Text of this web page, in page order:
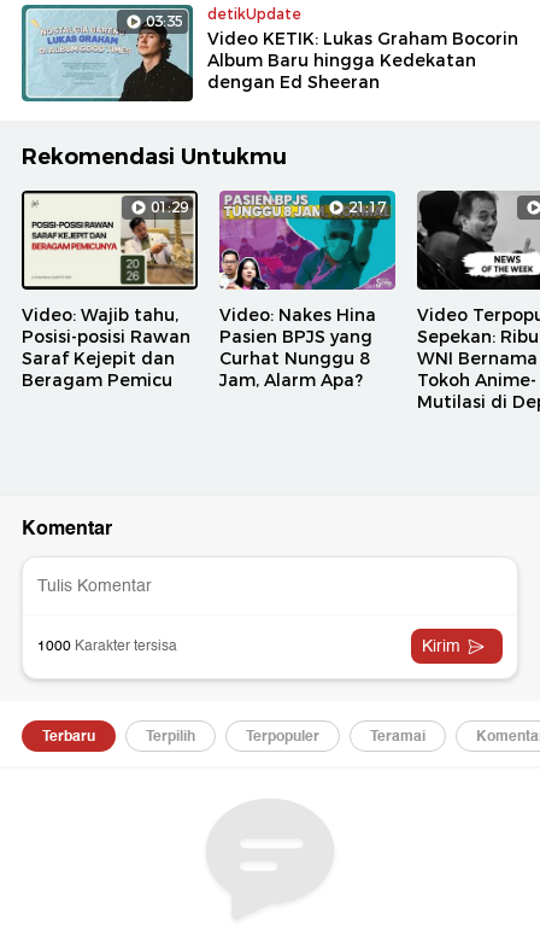
03:35 detikUpdate
Video KETIK: Lukas Graham Bocorin
Album Baru hingga Kedekatan
dengan Ed Sheeran
Rekomendasi Untukmu
01:29
Video: Wajib tahu,
Posisi-posisi Rawan
Saraf Kejepit dan
Beragam Pemicu
21:17
Video: Nakes Hina
Pasien BPJS yang
Curhat Nunggu 8
Jam, Alarm Apa?
Video
Sepekan:
WNI Bernama
Tokoh Anime-
Mutilasi di